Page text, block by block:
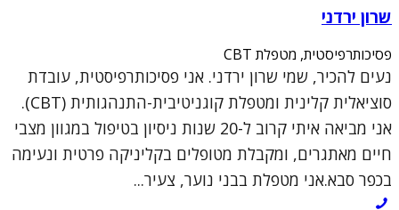
שרון ירדני
פסיכותרפיסטית, מטפלת CBT
נעים להכיר, שמי שרון ירדני. אני פסיכותרפיסטית, עובדת
סוציאלית קלינית ומטפלת קוגניטיבית-התנהגותית (CBT).
אני מביאה איתי קרוב ל-20 שנות ניסיון בטיפול במגוון מצבי
חיים מאתגרים, ומקבלת מטופלים בקליניקה פרטית ונעימה
בכפר סבא.אני מטפלת בבני נוער, צעיר...